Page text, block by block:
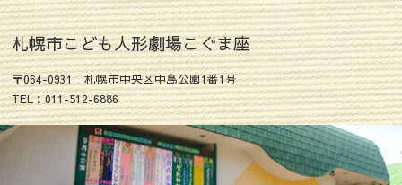
札幌市こども人形劇場こぐま座
〒064-0931 札幌市中央区中島公園1番1号
TEL：011-512-6886